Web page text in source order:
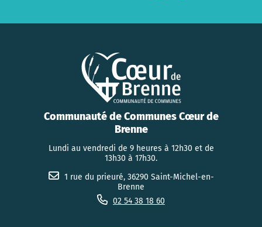
Communauté de Communes Cœur de
Brenne
Lundi au vendredi de 9 heures à 12h30 et de
13h30 à 17h30.
1 rue du prieuré, 36290 Saint-Michel-en-
Brenne
02 54 38 18 60